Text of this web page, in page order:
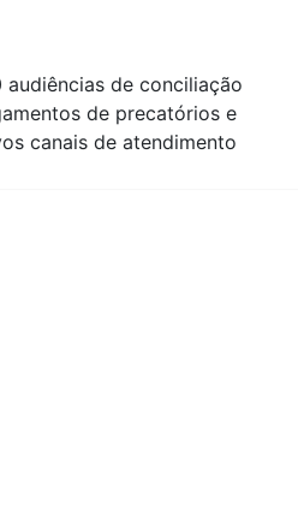
audiências de conciliação
de precatórios e
canais de atendimento